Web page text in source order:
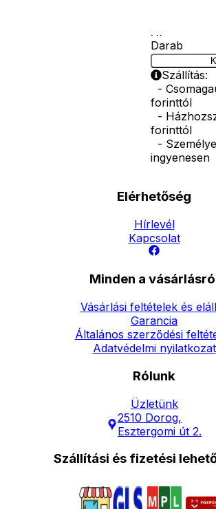
Darab
Szállítás:
-
forinttól
-
forinttól
-
ingyenesen
Elérhetőség
Hírlevél
Kapcsolat
Minden a
Vásárlási feltételek és
Garancia
Általános szerződési
Adatvédelmi nyilatkozat
Rólunk
Üzletünk
2510 Dorog,
Esztergomi út 2.
Szállítási és fizetési